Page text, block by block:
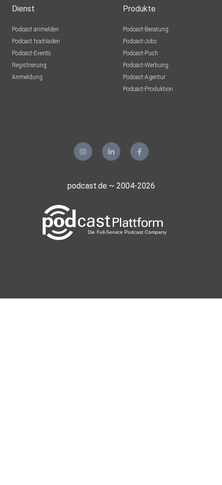
Dienst
Podcast anmelden
Podcast hochladen
Podcast-Events
Registrierung
Anmeldung
Produkte
Podcast-Beratung
Podcast-Jobs
Podcast-Push
Podcast-Werbung
Podcast-Agentur
Podcast-Produktion
podcast.de ~ 2004-2026